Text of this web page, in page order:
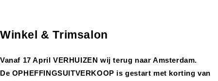
Winkel & Trimsalon
Vanaf 17 April VERHUIZEN wij terug naar Amsterdam.
De OPHEFFINGSUITVERKOOP is gestart met korting van